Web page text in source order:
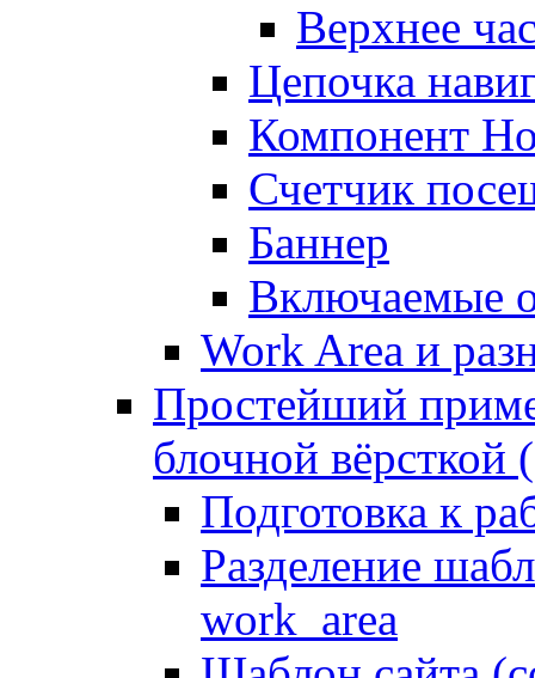
Верхнее
Цепочка
Компонент
Счетчик
Баннер
Включаемые
Work Area и
Простейший
блочной вёрсткой
Подготовка к
Разделение
work_area